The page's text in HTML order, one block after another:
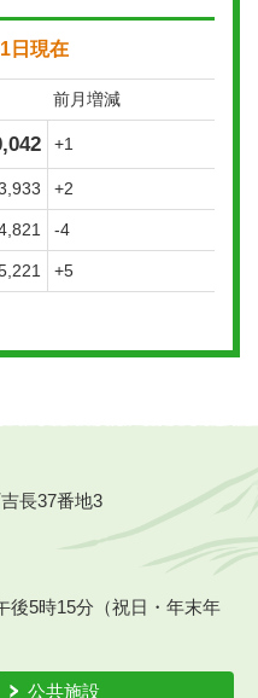
日現在
前月増減
+1
+2
-4
+5
長37番地3
後5時15分（祝日・年末年
公共施設